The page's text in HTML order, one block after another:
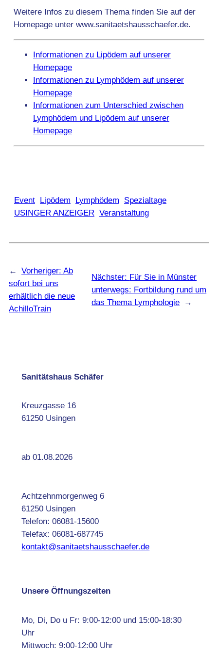
Weitere Infos zu diesem Thema finden Sie auf der
Homepage unter www.sanitaetshausschaefer.de.
Informationen zu Lipödem auf unserer
Homepage
Informationen zu Lymphödem auf unserer
Homepage
Informationen zum Unterschied zwischen
Lymphödem und Lipödem auf unserer
Homepage
Event Lipödem Lymphödem
Spezialtage
USINGER ANZEIGER Veranstaltung
← Vorheriger: Ab
sofort bei uns
erhältlich die neue
AchilloTrain
Nächster: Für Sie in Münster
unterwegs: Fortbildung rund um
das Thema Lymphologie
→
Sanitätshaus Schäfer
Kreuzgasse 16
61250 Usingen
ab 01.08.2026
Achtzehnmorgenweg 6
61250 Usingen
Telefon: 06081-15600
Telefax: 06081-687745
kontakt@sanitaetshausschaefer.de
Unsere Öffnungszeiten
Mo, Di, Do u Fr: 9:00-12:00 und 15:00-18:30
Uhr
Mittwoch: 9:00-12:00 Uhr